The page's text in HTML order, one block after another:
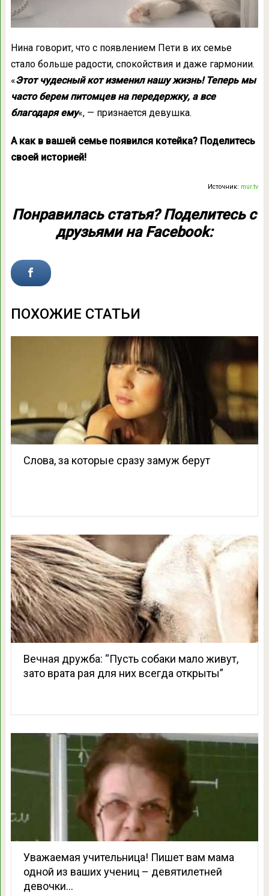
Нина говорит, что с появлением Пети в их семье
стало больше радости, спокойствия и даже гармонии.
«Этот чудесный кот изменил нашу жизнь! Теперь мы
часто берем питомцев на передержку, а все
благодаря ему«, — признается девушка.
А как в вашей семье появился котейка? Поделитесь
своей историей!
Источник: mur.tv
Понравилась статья? Поделитесь с
друзьями на Facebook:
ПОХОЖИЕ СТАТЬИ
Слова, за которые сразу замуж берут
Вечная дружба: “Пусть собаки мало живут,
зато врата рая для них всегда открыты”
Уважаемая учительница! Пишет вам мама
одной из ваших учениц – девятилетней
девочки…